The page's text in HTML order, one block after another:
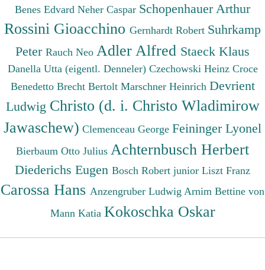
Benes Edvard Neher Caspar Schopenhauer Arthur
Rossini Gioacchino Gernhardt Robert Suhrkamp
Peter Rauch Neo Adler Alfred Staeck Klaus
Danella Utta (eigentl. Denneler) Czechowski Heinz Croce
Benedetto Brecht Bertolt Marschner Heinrich Devrient
Ludwig Christo (d. i. Christo Wladimirow
Jawaschew) Clemenceau George Feininger Lyonel
Bierbaum Otto Julius Achternbusch Herbert
Diederichs Eugen Bosch Robert junior Liszt Franz
Carossa Hans Anzengruber Ludwig Arnim Bettine von
Mann Katia Kokoschka Oskar